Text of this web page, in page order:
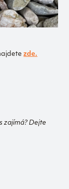
zde.
zajímá? Dejte